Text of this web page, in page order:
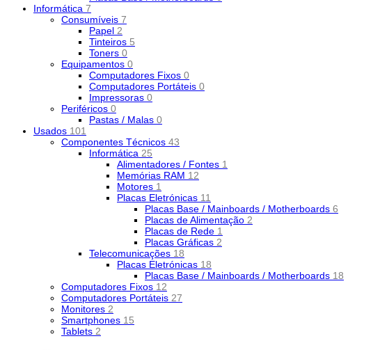
Informática 7
Consumíveis 7
Papel 2
Tinteiros 5
Toners 0
Equipamentos 0
Computadores Fixos 0
Computadores Portáteis 0
Impressoras 0
Periféricos 0
Pastas / Malas 0
Usados 101
Componentes Técnicos 43
Informática 25
Alimentadores / Fontes 1
Memórias RAM 12
Motores 1
Placas Eletrónicas 11
Placas Base / Mainboards / Motherboards 6
Placas de Alimentação 2
Placas de Rede 1
Placas Gráficas 2
Telecomunicações 18
Placas Eletrónicas 18
Placas Base / Mainboards / Motherboards 18
Computadores Fixos 12
Computadores Portáteis 27
Monitores 2
Smartphones 15
Tablets 2